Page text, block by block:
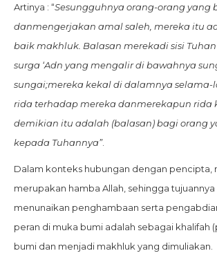
Artinya : “Sesungguhnya orang-orang yang
danmengerjakan amal saleh, mereka itu
baik makhluk. Balasan merekadi sisi
surga ‘Adn yang mengalir di bawahnya
sungai;mereka kekal di dalamnya selama-
rida terhadap mereka danmerekapun rida
demikian itu adalah (balasan) bagi orang
kepada Tuhannya”.
Dalam konteks hubungan dengan pencipta,
merupakan hamba Allah, sehingga tujuannya
menunaikan penghambaan serta
peran di muka bumi adalah sebagai khalifah
bumi dan menjadi makhluk yang dimuliakan.